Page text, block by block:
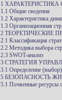
1
1.1 Общие сведения
1.2 Характеристика
1.3 Организационная
2 ТЕОРЕТИЧЕСКИЕ
2.1 Классификация
2.2 Методика выбора
2.3 SWOT-анализ
3 СТРАТЕГИЯ
3.1 Определение (выбор)
5 БЕЗОПАСНОСТЬ
5.1 Почвенные ресурсы